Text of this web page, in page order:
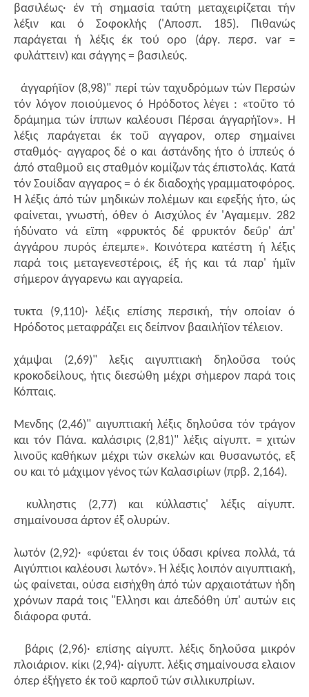
βασιλέως· έν τή σημασία ταύτη μεταχειρίζεται τήν
λέξιν και ό Σοφοκλής ('Αποσπ. 185). Πιθανώς
παράγεται ή λέξις έκ τού ορο (άργ. περσ. var =
φυλάττειν) και σάγγης = βασιλεύς.
άγγαρήϊον (8,98)" περί τών ταχυδρόμων τών Περσών
τόν λόγον ποιούμενος ό Ηρόδοτος λέγει : «τοΰτο τό
δράμημα τών ίππων καλέουσι Πέρσαι άγγαρήϊον». Η
λέξις παράγεται έκ τοΰ αγγαρον, οπερ σημαίνει
σταθμός- αγγαρος δέ ο και άστάνδης ήτο ό ίππεύς ό
άπό σταθμοΰ εις σταθμόν κομίζων τάς έπιστολάς. Κατά
τόν Σουίδαν αγγαρος = ό έκ διαδοχής γραμματοφόρος.
Ή λέξις άπό τών μηδικών πολέμων και εφεξής ήτο, ώς
φαίνεται, γνωστή, όθεν ό Αισχύλος έν 'Αγαμεμν. 282
ήδύνατο νά εϊπη «φρυκτός δέ φρυκτόν δεΰρ' άπ'
άγγάρου πυρός έπεμπε». Κοινότερα κατέστη ή λέξις
παρά τοις μεταγενεστέροις, έξ ής και τά παρ' ήμϊν
σήμερον άγγαρενω και αγγαρεία.
τυκτα (9,110)· λέξις επίσης περσική, τήν οποίαν ό
Ηρόδοτος μεταφράζει εις δείπνον βααιλήϊον τέλειον.
χάμψαι (2,69)" λεξις αιγυπτιακή δηλοΰσα τούς
κροκοδείλους, ήτις διεσώθη μέχρι σήμερον παρά τοις
Κόπταις.
Μενδης (2,46)" αιγυπτιακή λέξις δηλοΰσα τόν τράγον
και τόν Πάνα. καλάσιρις (2,81)" λέξις αίγυπτ. = χιτών
λινοΰς καθήκων μέχρι τών σκελών και θυσανωτός, εξ
ου και τό μάχιμον γένος τών Καλασιρίων (πρβ. 2,164).
κυλληστις (2,77) και κύλλαστις' λέξις αίγυπτ.
σημαίνουσα άρτον έξ ολυρών.
λωτόν (2,92)· «φύεται έν τοις ύδασι κρίνεα πολλά, τά
Αιγύπτιοι καλέουσι λωτόν». Ή λέξις λοιπόν αιγυπτιακή,
ώς φαίνεται, ούσα εισήχθη άπό τών αρχαιοτάτων ήδη
χρόνων παρά τοις "Ελλησι και άπεδόθη ύπ' αυτών εις
διάφορα φυτά.
βάρις (2,96)· επίσης αίγυπτ. λέξις δηλοΰσα μικρόν
πλοιάριον. κίκι (2,94)· αίγυπτ. λέξις σημαίνουσα ελαιον
όπερ έξήγετο έκ τοΰ καρποΰ τών σιλλικυπρίων.